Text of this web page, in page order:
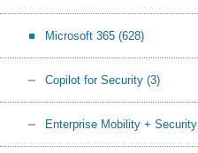
Microsoft 365 (628)
Copilot for Security (3)
Enterprise Mobility + Security